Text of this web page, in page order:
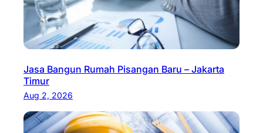
Jasa Bangun Rumah Pisangan Baru – Jakarta
Timur
Aug 2, 2026